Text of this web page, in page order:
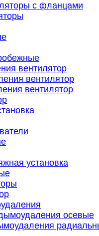
с фланцами
вентилятор
вентилятор
вентилятор
установка
осевые